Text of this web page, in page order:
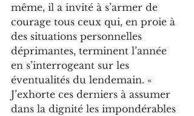
même, il a invité à s’armer de
courage tous ceux qui, en proie à
des situations personnelles
déprimantes, terminent l’année
en s’interrogeant sur les
éventualités du lendemain. «
J’exhorte ces derniers à assumer
dans la dignité les impondérables